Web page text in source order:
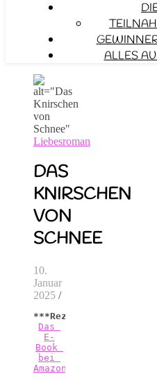
ALLES
Liebesroman
DAS
KNIRSCHEN
VON
SCHNEE
10.
Januar
2025 /
***Rezension***
Das
E-
Book
bei
Amazon